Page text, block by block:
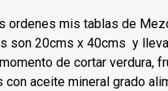
ordenes mis tablas de
son 20cms x 40cms y
de cortar verdura,
con aceite mineral grado